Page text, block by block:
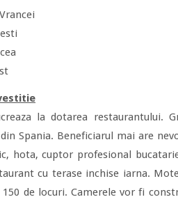
la dotarea restaurantului.
Spania. Beneficiarul mai are
hota, cuptor profesional
cu terase inchise iarna.
de locuri. Camerele vor fi